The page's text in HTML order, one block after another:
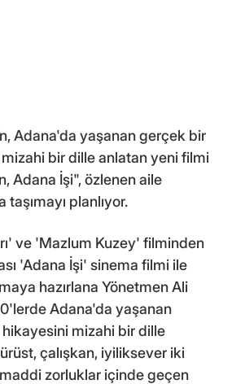
Adana'da yaşanan gerçek bir
bir dille anlatan yeni filmi
Adana İşi", özlenen aile
planlıyor.
ve 'Mazlum Kuzey' filminden
'Adana İşi' sinema filmi ile
hazırlana Yönetmen Ali
Adana'da yaşanan
mizahi bir dille
çalışkan, iyiliksever iki
zorluklar içinde geçen